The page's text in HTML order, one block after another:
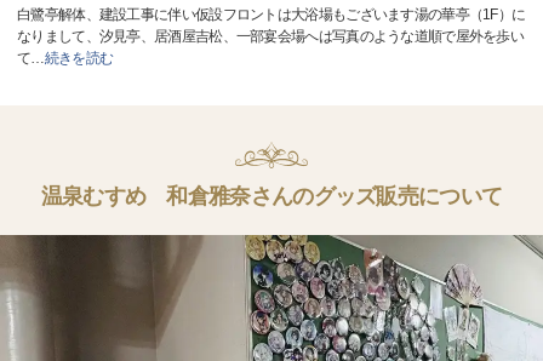
白鷺亭解体、建設工事に伴い仮設フロントは大浴場もございます湯の華亭（1F）に
なりまして、汐見亭、居酒屋吉松、一部宴会場へは写真のような道順で屋外を歩い
て…続きを読む
温泉むすめ 和倉雅奈さんのグッズ販売について